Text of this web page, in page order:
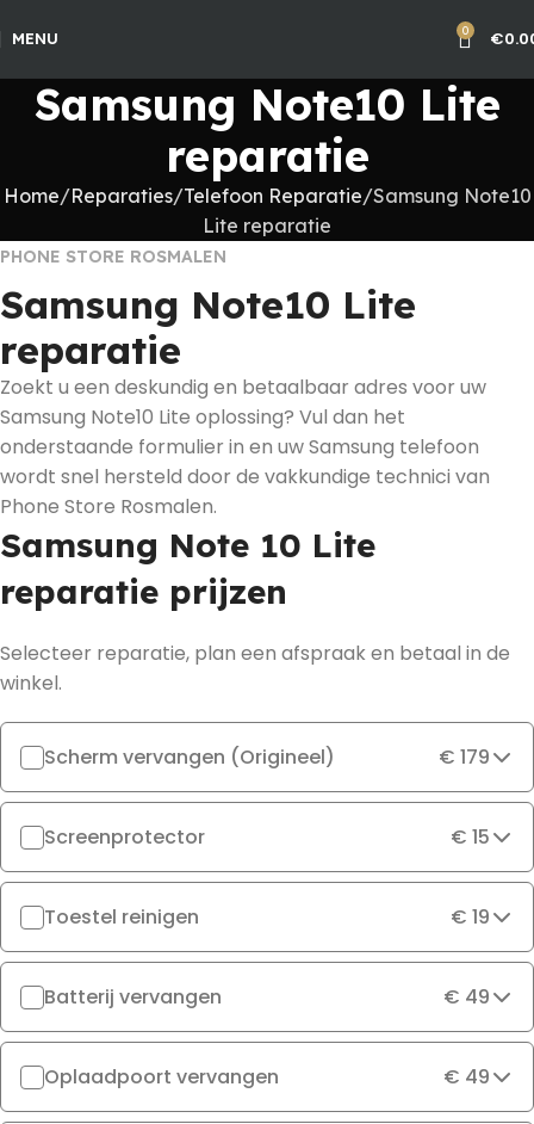
MENU 0 €
Samsung Note10 Lite
reparatie
Home Reparaties Telefoon Reparatie Samsung Note10
Lite reparatie
PHONE STORE ROSMALEN
Samsung Note10 Lite
reparatie
Zoekt u een deskundig en betaalbaar adres voor uw
Samsung Note10 Lite oplossing? Vul dan het
onderstaande formulier in en uw Samsung telefoon
wordt snel hersteld door de vakkundige technici van
Phone Store Rosmalen.
Samsung Note 10 Lite
reparatie prijzen
Selecteer reparatie, plan een afspraak en betaal in de
winkel.
Scherm vervangen (Origineel) € 179
Screenprotector € 15
Toestel reinigen € 19
Batterij vervangen € 49
Oplaadpoort vervangen € 49